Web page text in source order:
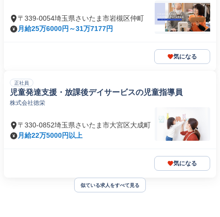
〒339-0054埼玉県さいたま市岩槻区仲町
月給25万6000円～31万7177円
気になる
正社員
児童発達支援・放課後デイサービスの児童指導員
株式会社徳栄
〒330-0852埼玉県さいたま市大宮区大成町
月給22万5000円以上
気になる
似ている求人をすべて見る